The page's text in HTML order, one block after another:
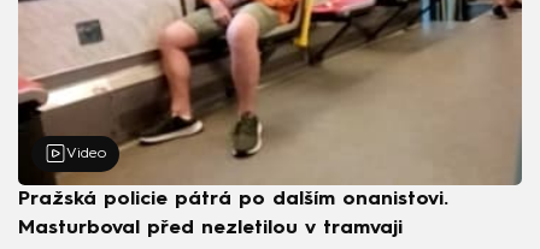
Video
Pražská policie pátrá po dalším onanistovi.
Masturboval před nezletilou v tramvaji